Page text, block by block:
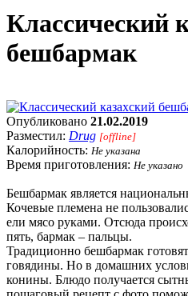
Классический
бешбармак
Опубликовано 21.02.2019
Разместил: Drug [offline]
Калорийность: Не указана
Время приготовления: Не указано
Бешбармак является
Кочевые племена не
ели мясо руками. Отсюда
пять, бармак – пальцы.
Традиционно бешбармак
говядины. Но в домашних
конины. Блюдо получается